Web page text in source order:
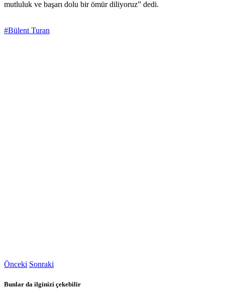
mutluluk ve başarı dolu bir ömür diliyoruz” dedi.
#Bülent Turan
Önceki Sonraki
Bunlar da ilginizi çekebilir